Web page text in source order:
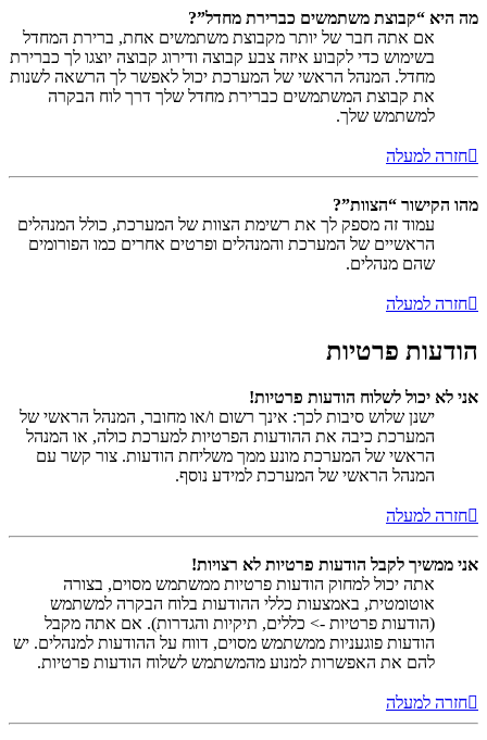
מה היא “קבוצת משתמשים כברירת מחדל”?
אם אתה חבר של יותר מקבוצת משתמשים אחת, ברירת המחדל
בשימוש כדי לקבוע איזה צבע קבוצה ודירוג קבוצה יוצגו לך כברירת
מחדל. המנהל הראשי של המערכת יכול לאפשר לך הרשאה לשנות
את קבוצת המשתמשים כברירת מחדל שלך דרך לוח הבקרה
למשתמש שלך.
חזרה למעלה
מהו הקישור “הצוות”?
עמוד זה מספק לך את רשימת הצוות של המערכת, כולל המנהלים
הראשיים של המערכת והמנהלים ופרטים אחרים כמו הפורומים
שהם מנהלים.
חזרה למעלה
הודעות פרטיות
אני לא יכול לשלוח הודעות פרטיות!
ישנן שלוש סיבות לכך: אינך רשום ו/או מחובר, המנהל הראשי של
המערכת כיבה את ההודעות הפרטיות למערכת כולה, או המנהל
הראשי של המערכת מונע ממך משליחת הודעות. צור קשר עם
המנהל הראשי של המערכת למידע נוסף.
חזרה למעלה
אני ממשיך לקבל הודעות פרטיות לא רצויות!
אתה יכול למחוק הודעות פרטיות ממשתמש מסוים, בצורה
אוטומטית, באמצעות כללי ההודעות בלוח הבקרה למשתמש
(הודעות פרטיות -> כללים, תיקיות והגדרות). אם אתה מקבל
הודעות פוגעניות ממשתמש מסוים, דווח על ההודעות למנהלים. יש
להם את האפשרות למנוע מהמשתמש לשלוח הודעות פרטיות.
חזרה למעלה